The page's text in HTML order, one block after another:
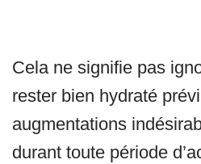
Cela ne signifie pas
rester bien hydraté
augmentations
durant toute période